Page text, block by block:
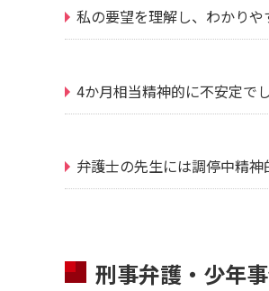
私の要望を理解し、わかりや
4か月相当精神的に不安定で
弁護士の先生には調停中精神
刑事弁護・少年